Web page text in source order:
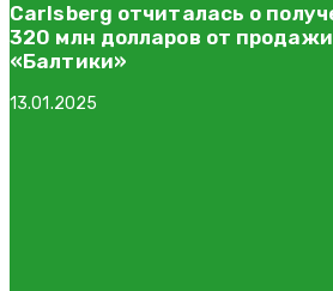
Carlsberg отчиталась о
320 млн долларов от продажи
«Балтики»
13.01.2025